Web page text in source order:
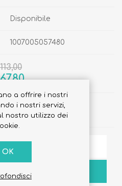
Disponibile
1007005057480
a offrire i nostri
i nostri servizi,
nostro utilizzo dei
OK